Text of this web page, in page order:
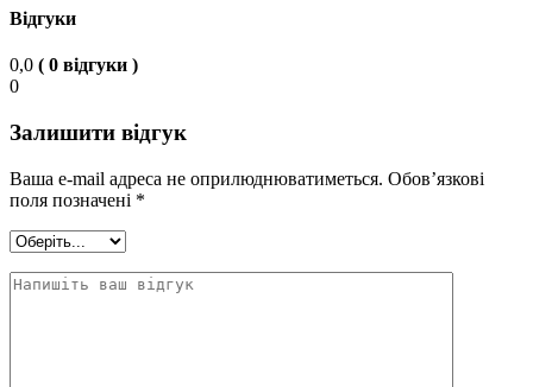
Відгуки
0,0 ( 0 відгуки )
0
Залишити відгук
Ваша e-mail адреса не оприлюднюватиметься. Обов’язкові
поля позначені *